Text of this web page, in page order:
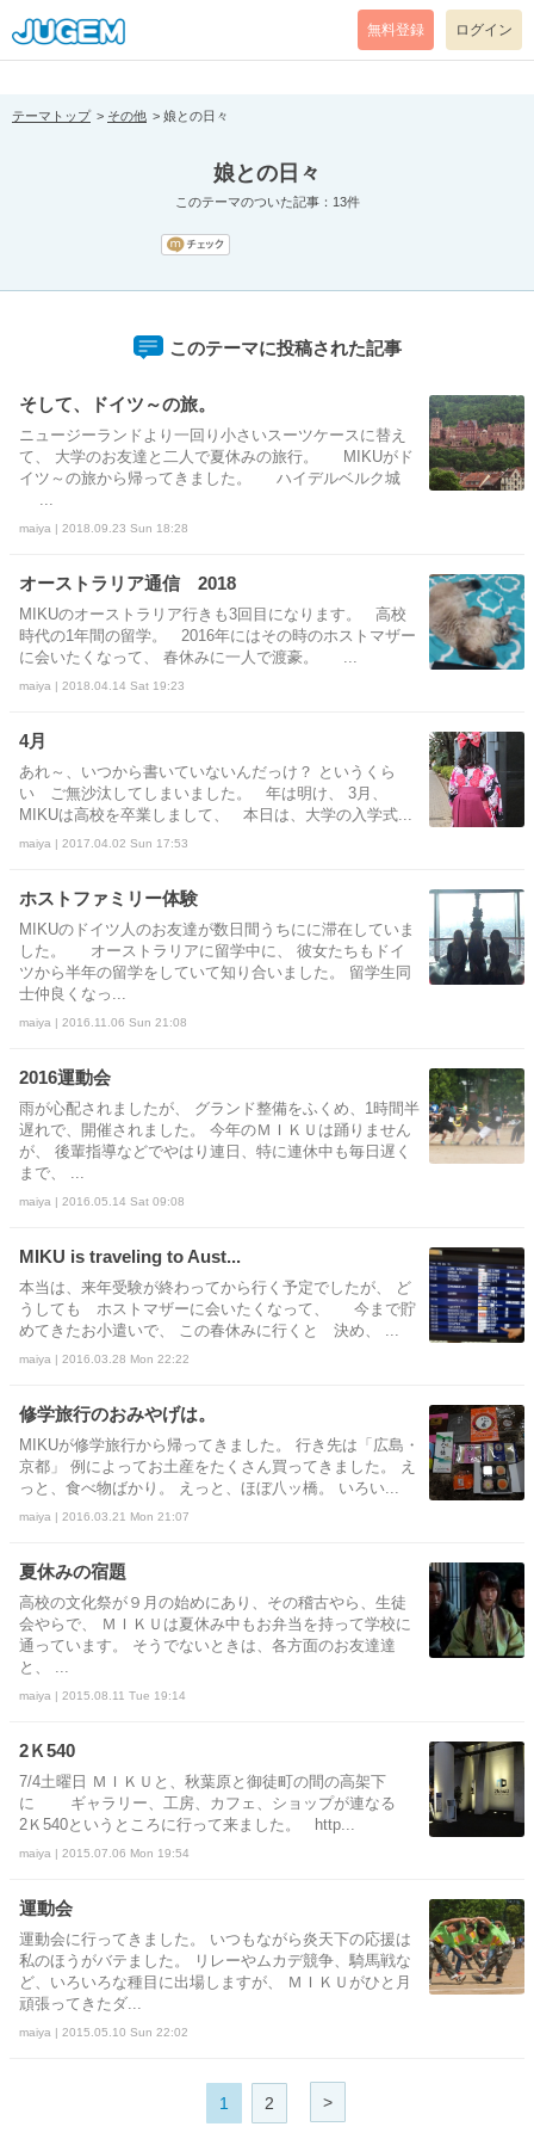
[pear_error: message="Success" code=0 mode=return level=notice
prefix="" info=""]
無料登録 ログイン
テーマトップ その他 娘との日々
娘との日々
このテーマのついた記事：13件
このテーマに投稿された記事
そして、ドイツ～の旅。
ニュージーランドより一回り小さいスーツケースに替え
て、 大学のお友達と二人で夏休みの旅行。 MIKUがド
イツ～の旅から帰ってきました。 ハイデルベルク城
maiya | 2018.09.23 Sun 18:28
オーストラリア通信 2018
MIKUのオーストラリア行きも3回目になります。 高校
時代の1年間の留学。 2016年にはその時のホストマザー
に会いたくなって、 春休みに一人で渡豪。 ...
maiya | 2018.04.14 Sat 19:23
4月
あれ～、いつから書いていないんだっけ？ というくら
い ご無沙汰してしまいました。 年は明け、 3月、
MIKUは高校を卒業しまして、 本日は、大学の入学式...
maiya | 2017.04.02 Sun 17:53
ホストファミリー体験
MIKUのドイツ人のお友達が数日間うちにに滞在していま
した。 オーストラリアに留学中に、 彼女たちもドイ
ツから半年の留学をしていて知り合いました。 留学生同
士仲良くなっ...
maiya | 2016.11.06 Sun 21:08
2016運動会
雨が心配されましたが、 グランド整備をふくめ、1時間半
遅れで、開催されました。 今年のＭＩＫＵは踊りません
が、 後輩指導などでやはり連日、特に連休中も毎日遅く
まで、 ...
maiya | 2016.05.14 Sat 09:08
MIKU is traveling to Aust...
本当は、来年受験が終わってから行く予定でしたが、 ど
うしても ホストマザーに会いたくなって、 今まで貯
めてきたお小遣いで、 この春休みに行くと 決め、 ...
maiya | 2016.03.28 Mon 22:22
修学旅行のおみやげは。
MIKUが修学旅行から帰ってきました。 行き先は「広島・
京都」 例によってお土産をたくさん買ってきました。 え
っと、食べ物ばかり。 えっと、ほぼ八ッ橋。 いろい...
maiya | 2016.03.21 Mon 21:07
夏休みの宿題
高校の文化祭が９月の始めにあり、その稽古やら、生徒
会やらで、 ＭＩＫＵは夏休み中もお弁当を持って学校に
通っています。 そうでないときは、各方面のお友達達
と、 ...
maiya | 2015.08.11 Tue 19:14
2Ｋ540
7/4土曜日 ＭＩＫＵと、秋葉原と御徒町の間の高架下
に ギャラリー、工房、カフェ、ショップが連なる
2Ｋ540というところに行って来ました。 http...
maiya | 2015.07.06 Mon 19:54
運動会
運動会に行ってきました。 いつもながら炎天下の応援は
私のほうがバテました。 リレーやムカデ競争、騎馬戦な
ど、いろいろな種目に出場しますが、 ＭＩＫＵがひと月
頑張ってきたダ...
maiya | 2015.05.10 Sun 22:02
1 2 >